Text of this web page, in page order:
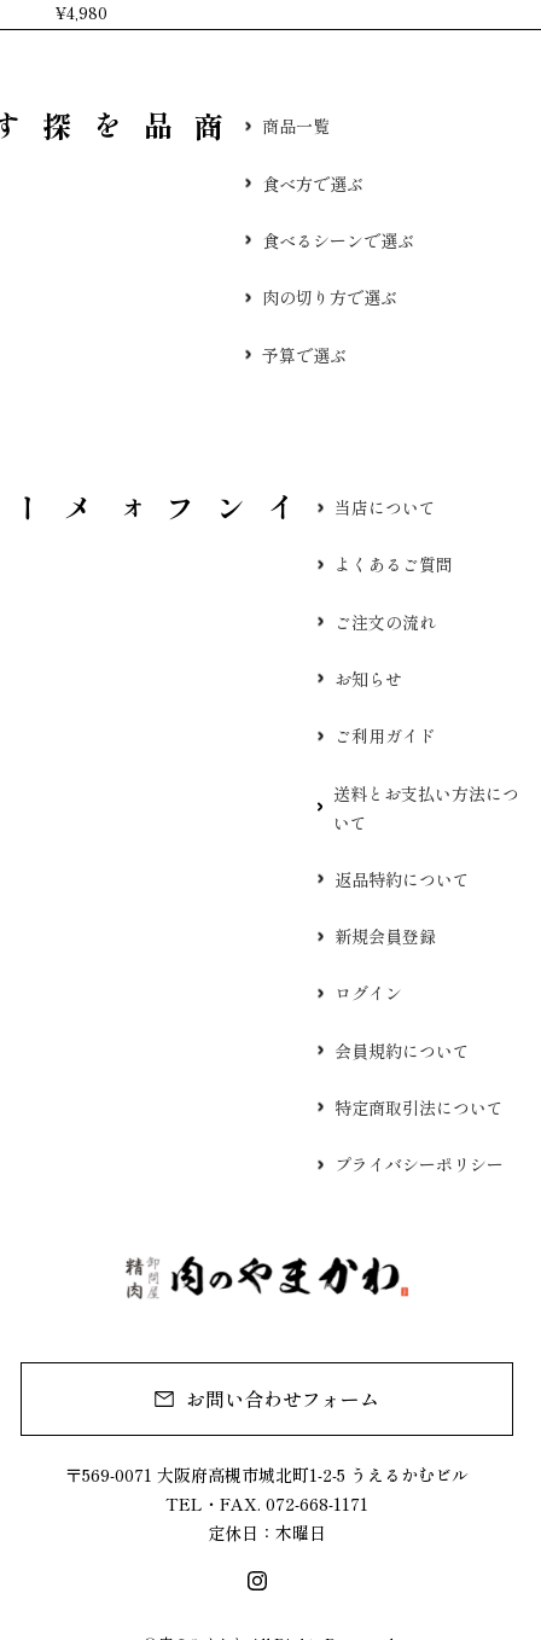
¥4,980
お問い合わせフォーム
〒569-0071 大阪府高槻市城北町1-2-5 うえるかむビル
TEL・FAX. 072-668-1171
定休日：木曜日
す 商品一覧
食べ方で選ぶ
食べるシーンで選ぶ
肉の切り方で選ぶ
予算で選ぶ
当店について
よくあるご質問
ご注文の流れ
お知らせ
ご利用ガイド
送料とお支払い方法につ
いて
返品特約について
新規会員登録
ログイン
会員規約について
特定商取引法について
プライバシーポリシー